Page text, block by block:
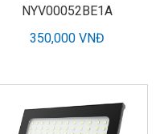
NYV00052BE1A
350,000 VNĐ